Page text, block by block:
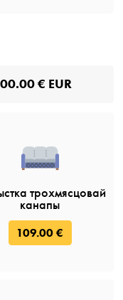
€ EUR
трохмясцовай
канапы
109.00 €